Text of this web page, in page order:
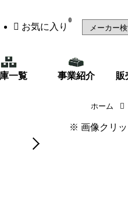
お気に入り
0
一覧 事業紹介 販
ホーム
アマダ製 バンドソー（
※ 画像クリ